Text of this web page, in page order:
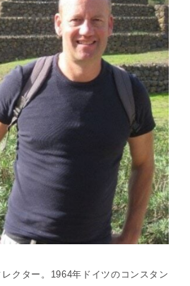
クター。1964年ドイツのコンスタン